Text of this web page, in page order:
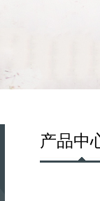
产品中